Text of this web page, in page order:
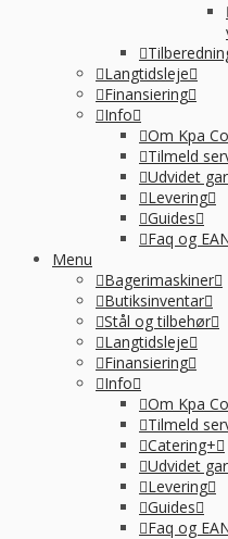
Langtidsleje
Finansiering
Info
Om Kpa
Tilmeld
Udvidet
Levering
Guides
Faq og
Menu
Bagerimaskiner
Butiksinventar
Stål og tilbehør
Langtidsleje
Finansiering
Info
Om Kpa
Tilmeld
Catering+
Udvidet
Levering
Guides
Faq og